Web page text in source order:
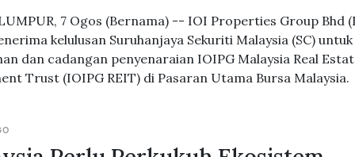
7 Ogos (Bernama) -- IOI Properties Group Bhd
kelulusan Suruhanjaya Sekuriti Malaysia (SC) untuk
dan cadangan penyenaraian IOIPG Malaysia Real
Trust (IOIPG REIT) di Pasaran Utama Bursa Malaysia.